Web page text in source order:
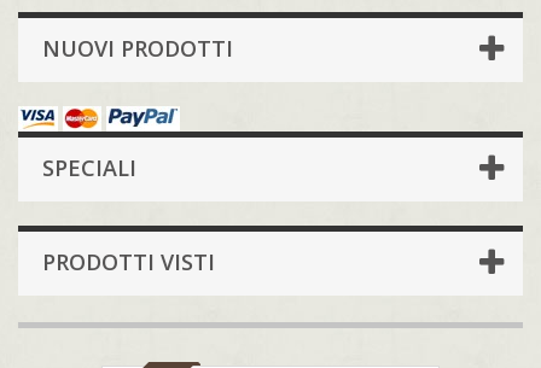
NUOVI PRODOTTI
SPECIALI
PRODOTTI VISTI